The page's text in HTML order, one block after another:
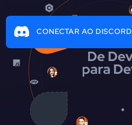
CONECTAR AO DISCORD